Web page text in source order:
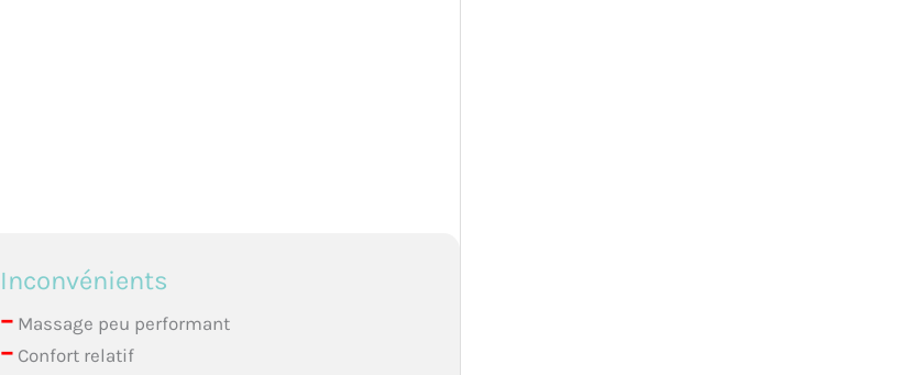
Inconvénients
– Massage peu performant
– Confort relatif